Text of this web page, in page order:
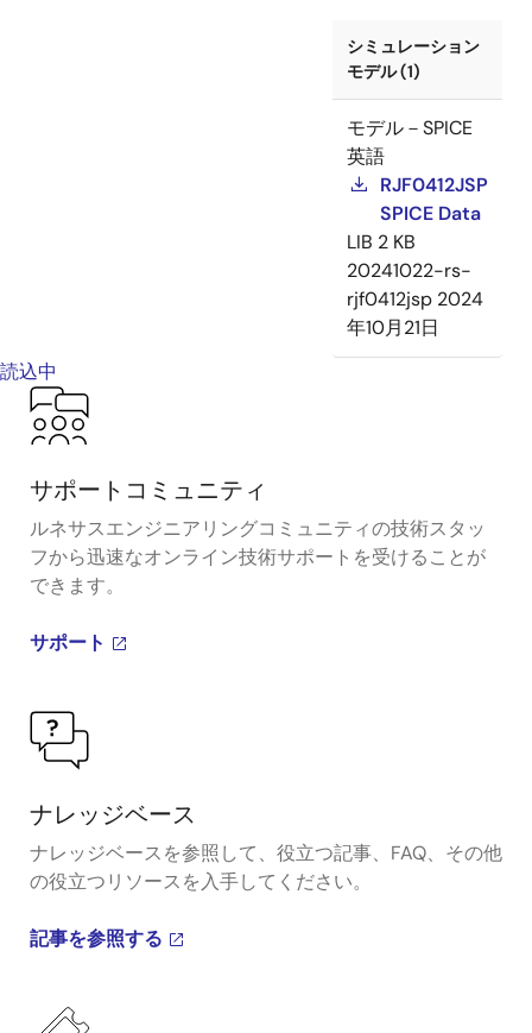
シミュレーション
モデル (1)
モデル－SPICE
英語
RJF0412JSP
SPICE Data
LIB 2 KB
20241022-rs-
rjf0412jsp 2024
年10月21日
読込中
サポートコミュニティ
ルネサスエンジニアリングコミュニティの技術スタッ
フから迅速なオンライン技術サポートを受けることが
できます。
サポート
ナレッジベース
ナレッジベースを参照して、役立つ記事、FAQ、その他
の役立つリソースを入手してください。
記事を参照する